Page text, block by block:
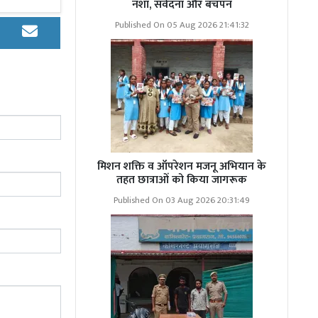
और बाबू का
की अचल
नशा, संवेदना और बचपन
Published On 05 Aug 2026 21:41:32
मिशन शक्ति व ऑपरेशन मजनू अभियान के
तहत छात्राओं को किया जागरूक
Published On 03 Aug 2026 20:31:49